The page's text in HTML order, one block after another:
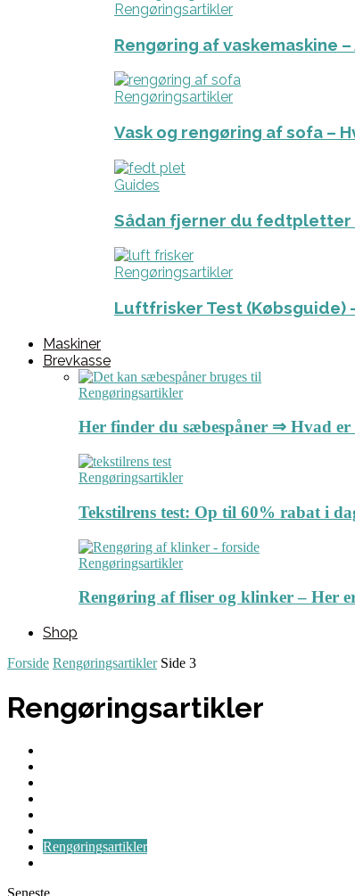
Rengøringsartikler
Rengøring af vaskemaskine
Rengøringsartikler
Vask og rengøring af sofa –
Guides
Sådan fjerner du fedtpletter
Rengøringsartikler
Luftfrisker Test (Købsguide)
Maskiner
Brevkasse
Rengøringsartikler
Her finder du sæbespåner ⇒ Hvad er
Rengøringsartikler
Tekstilrens test: Op til 60% rabat i
Rengøringsartikler
Rengøring af fliser og klinker – Her
Shop
Forside Rengøringsartikler Side 3
Rengøringsartikler
Rengøringsartikler
Seneste